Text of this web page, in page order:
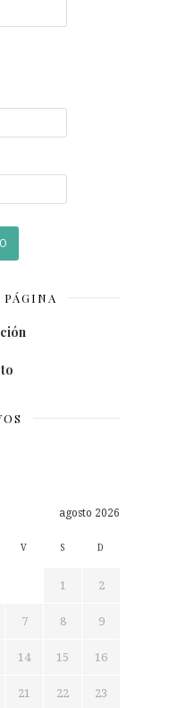
PÁGINA
agosto 2026
V S D
1 2
7 8 9
14 15 16
21 22 23